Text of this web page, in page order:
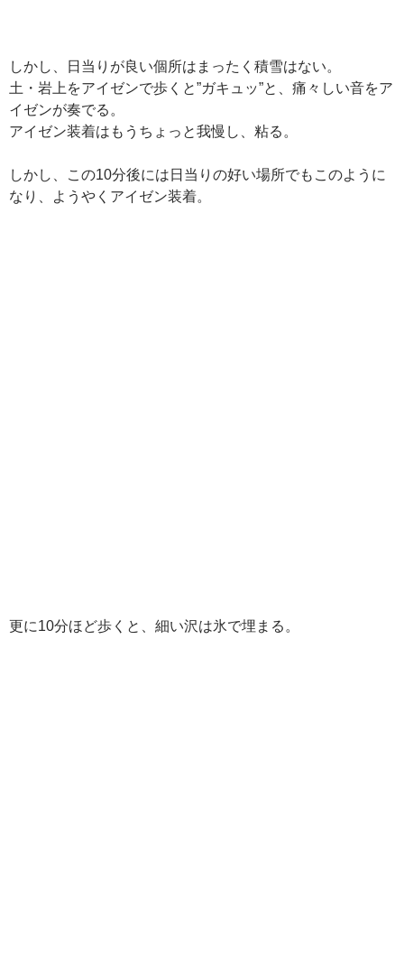
しかし、日当りが良い個所はまったく積雪はない。
土・岩上をアイゼンで歩くと”ガキュッ”と、痛々しい音をア
イゼンが奏でる。
アイゼン装着はもうちょっと我慢し、粘る。
しかし、この10分後には日当りの好い場所でもこのように
なり、ようやくアイゼン装着。
更に10分ほど歩くと、細い沢は氷で埋まる。